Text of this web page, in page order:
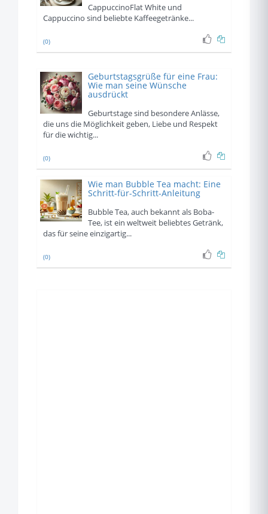
CappuccinoFlat White und
Cappuccino sind beliebte Kaffeegetränke...
(0)
Geburtstagsgrüße für eine Frau:
Wie man seine Wünsche
ausdrückt
Geburtstage sind besondere Anlässe,
die uns die Möglichkeit geben, Liebe und Respekt
für die wichtig...
(0)
Wie man Bubble Tea macht: Eine
Schritt-für-Schritt-Anleitung
Bubble Tea, auch bekannt als Boba-
Tee, ist ein weltweit beliebtes Getränk,
das für seine einzigartig...
(0)